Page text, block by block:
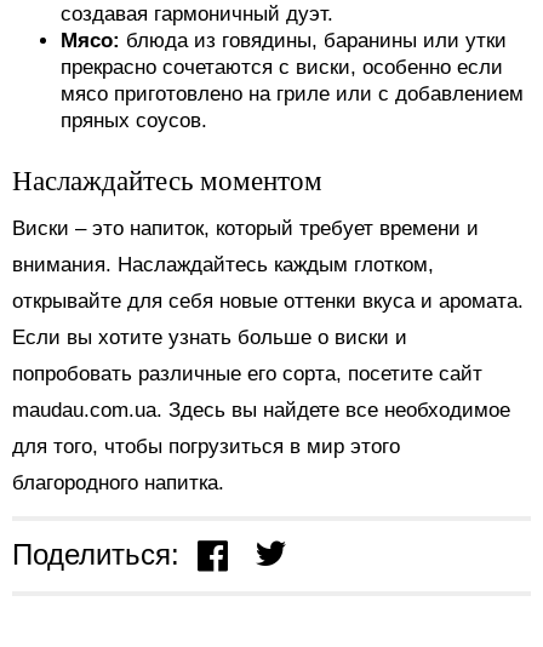
создавая гармоничный дуэт.
Мясо: блюда из говядины, баранины или утки
прекрасно сочетаются с виски, особенно если
мясо приготовлено на гриле или с добавлением
пряных соусов.
Наслаждайтесь моментом
Виски – это напиток, который требует времени и
внимания. Наслаждайтесь каждым глотком,
открывайте для себя новые оттенки вкуса и аромата.
Если вы хотите узнать больше о виски и
попробовать различные его сорта, посетите сайт
maudau.com.ua. Здесь вы найдете все необходимое
для того, чтобы погрузиться в мир этого
благородного напитка.
Поделиться: